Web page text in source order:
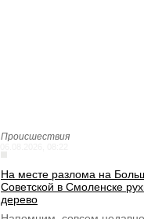
Происшествия
На месте разлома на
Советской в Смоленске
дерево